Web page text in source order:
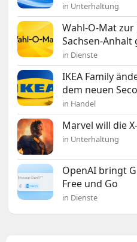
in Unterhaltung
Wahl-O-Mat
Sachsen-
in Dienste
IKEA Family
dem neuen
in Handel
Marvel will die
in Unterhaltung
OpenAI bringt
Free und Go
in Dienste